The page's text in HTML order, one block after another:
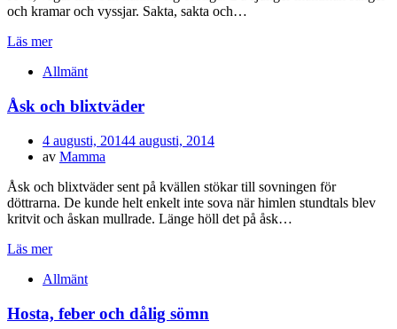
och kramar och vyssjar. Sakta, sakta och…
Läs mer
Allmänt
Åsk och blixtväder
Publicerad
den
4 augusti, 20144 augusti, 2014
av Mamma
Åsk och blixtväder sent på kvällen stökar till sovningen för
döttrarna. De kunde helt enkelt inte sova när himlen stundtals blev
kritvit och åskan mullrade. Länge höll det på åsk…
Läs mer
Allmänt
Hosta, feber och dålig sömn